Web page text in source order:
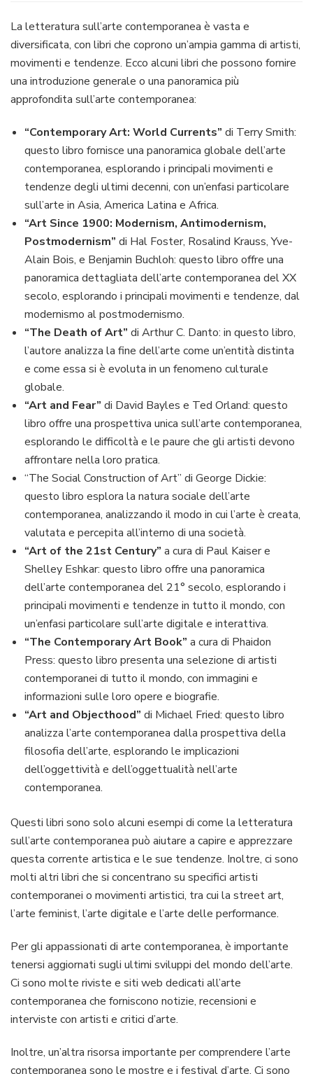
La letteratura sull’arte contemporanea è vasta e
diversificata, con libri che coprono un’ampia gamma di artisti,
movimenti e tendenze. Ecco alcuni libri che possono fornire
una introduzione generale o una panoramica più
approfondita sull’arte contemporanea:
“Contemporary Art: World Currents” di Terry Smith:
questo libro fornisce una panoramica globale dell’arte
contemporanea, esplorando i principali movimenti e
tendenze degli ultimi decenni, con un’enfasi particolare
sull’arte in Asia, America Latina e Africa.
“Art Since 1900: Modernism, Antimodernism,
Postmodernism” di Hal Foster, Rosalind Krauss, Yve-
Alain Bois, e Benjamin Buchloh: questo libro offre una
panoramica dettagliata dell’arte contemporanea del XX
secolo, esplorando i principali movimenti e tendenze, dal
modernismo al postmodernismo.
“The Death of Art” di Arthur C. Danto: in questo libro,
l’autore analizza la fine dell’arte come un’entità distinta
e come essa si è evoluta in un fenomeno culturale
globale.
“Art and Fear” di David Bayles e Ted Orland: questo
libro offre una prospettiva unica sull’arte contemporanea,
esplorando le difficoltà e le paure che gli artisti devono
affrontare nella loro pratica.
“The Social Construction of Art” di George Dickie:
questo libro esplora la natura sociale dell’arte
contemporanea, analizzando il modo in cui l’arte è creata,
valutata e percepita all’interno di una società.
“Art of the 21st Century” a cura di Paul Kaiser e
Shelley Eshkar: questo libro offre una panoramica
dell’arte contemporanea del 21° secolo, esplorando i
principali movimenti e tendenze in tutto il mondo, con
un’enfasi particolare sull’arte digitale e interattiva.
“The Contemporary Art Book” a cura di Phaidon
Press: questo libro presenta una selezione di artisti
contemporanei di tutto il mondo, con immagini e
informazioni sulle loro opere e biografie.
“Art and Objecthood” di Michael Fried: questo libro
analizza l’arte contemporanea dalla prospettiva della
filosofia dell’arte, esplorando le implicazioni
dell’oggettività e dell’oggettualità nell’arte
contemporanea.
Questi libri sono solo alcuni esempi di come la letteratura
sull’arte contemporanea può aiutare a capire e apprezzare
questa corrente artistica e le sue tendenze. Inoltre, ci sono
molti altri libri che si concentrano su specifici artisti
contemporanei o movimenti artistici, tra cui la street art,
l’arte feminist, l’arte digitale e l’arte delle performance.
Per gli appassionati di arte contemporanea, è importante
tenersi aggiornati sugli ultimi sviluppi del mondo dell’arte.
Ci sono molte riviste e siti web dedicati all’arte
contemporanea che forniscono notizie, recensioni e
interviste con artisti e critici d’arte.
Inoltre, un’altra risorsa importante per comprendere l’arte
contemporanea sono le mostre e i festival d’arte. Ci sono